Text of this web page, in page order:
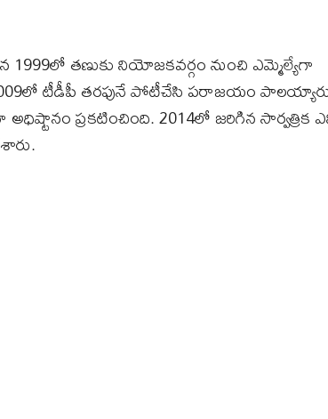
1999లో తణుకు నియోజకవర్గం నుంచి ఎమ్మెల్యేగా
టీడీపీ తరఫునే పోటీచేసి పరాజయం
ప్రకటించింది. 2014లో జరిగిన సార్వత్రిక